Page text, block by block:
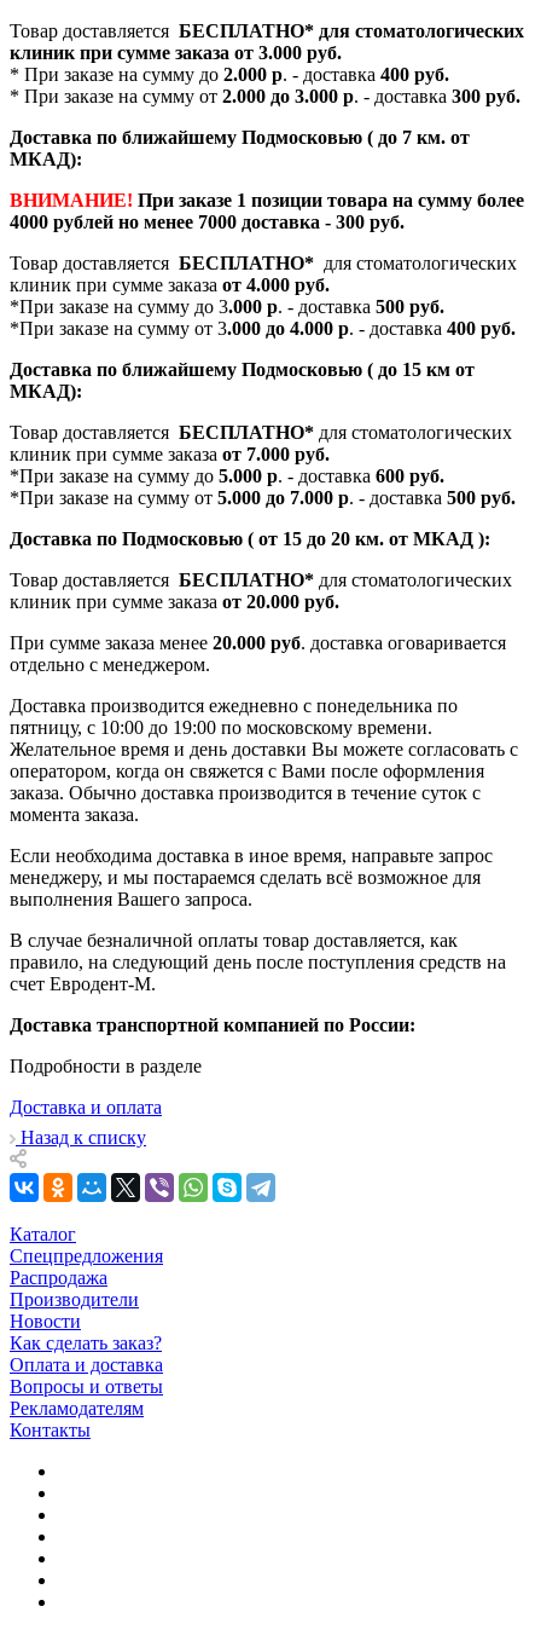
Товар доставляется БЕСПЛАТНО* для стоматологических
клиник при сумме заказа от 3.000 руб.
* При заказе на сумму до 2.000 р. - доставка 400 руб.
* При заказе на сумму от 2.000 до 3.000 р. - доставка 300 руб.
Доставка по ближайшему Подмосковью ( до 7 км. от
МКАД):
ВНИМАНИЕ! При заказе 1 позиции товара на сумму более
4000 рублей но менее 7000 доставка - 300 руб.
Товар доставляется БЕСПЛАТНО* для стоматологических
клиник при сумме заказа от 4.000 руб.
*При заказе на сумму до 3.000 р. - доставка 500 руб.
*При заказе на сумму от 3.000 до 4.000 р. - доставка 400 руб.
Доставка по ближайшему Подмосковью ( до 15 км от
МКАД):
Товар доставляется БЕСПЛАТНО* для стоматологических
клиник при сумме заказа от 7.000 руб.
*При заказе на сумму до 5.000 р. - доставка 600 руб.
*При заказе на сумму от 5.000 до 7.000 р. - доставка 500 руб.
Доставка по Подмосковью ( от 15 до 20 км. от МКАД ):
Товар доставляется БЕСПЛАТНО* для стоматологических
клиник при сумме заказа от 20.000 руб.
При сумме заказа менее 20.000 руб. доставка оговаривается
отдельно с менеджером.
Доставка производится ежедневно с понедельника по
пятницу, с 10:00 до 19:00 по московскому времени.
Желательное время и день доставки Вы можете согласовать с
оператором, когда он свяжется с Вами после оформления
заказа. Обычно доставка производится в течение суток с
момента заказа.
Если необходима доставка в иное время, направьте запрос
менеджеру, и мы постараемся сделать всё возможное для
выполнения Вашего запроса.
В случае безналичной оплаты товар доставляется, как
правило, на следующий день после поступления средств на
счет Евродент-М.
Доставка транспортной компанией по России:
Подробности в разделе
Доставка и оплата
Назад к списку
Каталог
Спецпредложения
Распродажа
Производители
Новости
Как сделать заказ?
Оплата и доставка
Вопросы и ответы
Рекламодателям
Контакты